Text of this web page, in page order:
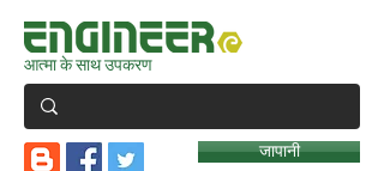
आत्मा के साथ उपकरण
जापानी